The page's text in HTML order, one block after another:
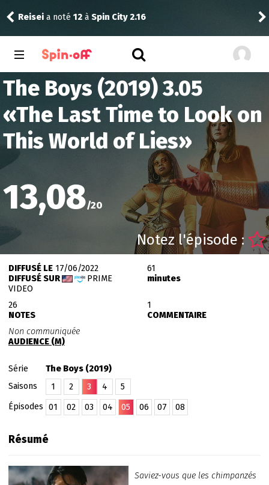
Reisei a noté 12 à Spin City 2.16
The Boys (2019) 3.05
«The Last Time to Look on
This World of Lies»
13,08/20
Notez l'épisode :
DIFFUSÉ LE17/06/2022
DIFFUSÉ SUR
PRIME
VIDEO
61
minutes
26
NOTES
1
COMMENTAIRE
Non communiquée
AUDIENCE (M)
Série
The Boys (2019)
Saisons
1 2 3 4
5
Épisodes
01 02 03 04 05 06 07 08
Résumé
Saviez-vous que les chimpanzés